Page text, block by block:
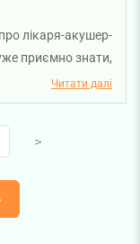
і спокійно.
всі питання
лікаря-акушер-
приємно знати,
підходом і
періоду у
родині міцного
Читати далі
V